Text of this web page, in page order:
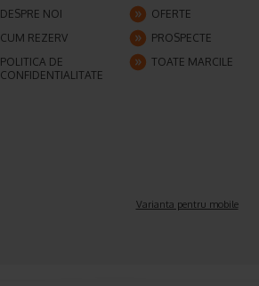
DESPRE NOI OFERTE
CUM REZERV
PROSPECTE
POLITICA DE
CONFIDENTIALITATE
TOATE MARCILE
Varianta pentru mobile